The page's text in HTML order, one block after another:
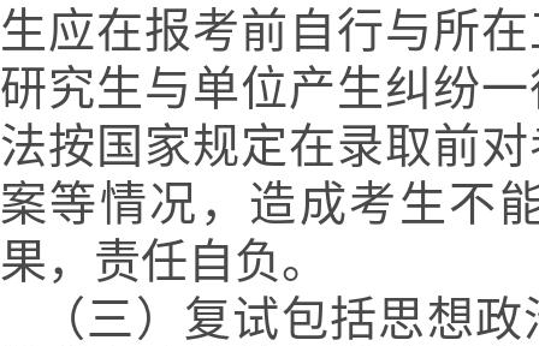
生应在报考前自行与所
研究生与单位产生纠纷
法按国家规定在录取前
案等情况，造成考生不
果，责任自负。
（三）复试包括思想